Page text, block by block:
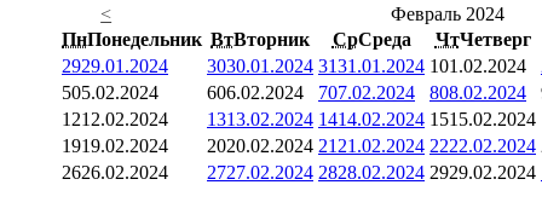
<
Февраль 2024
ПнПонедельник ВтВторник СрСреда ЧтЧетверг
2929.01.2024 3030.01.2024 3131.01.2024 101.02.2024
505.02.2024 606.02.2024 707.02.2024 808.02.2024
1212.02.2024 1313.02.2024 1414.02.2024 1515.02.2024
1919.02.2024 2020.02.2024 21 21.02.2024 2222.02.2024
2626.02.2024 2727.02.2024 2828.02.2024 2929.02.2024